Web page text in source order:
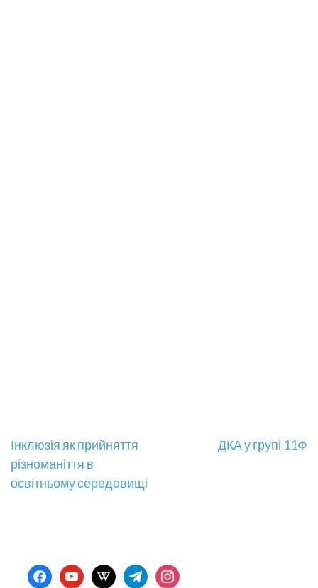
Навігація
записів
Інклюзія як прийняття
різноманіття в
освітньому середовищі
ДКА у групі 11Ф
facebookyoutubewikipediatelegraminstagram